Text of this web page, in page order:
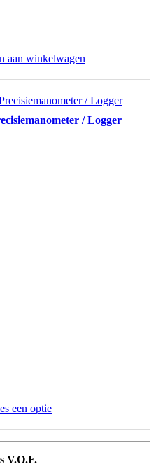
aan winkelwagen
/ Logger
een optie
V.O.F.